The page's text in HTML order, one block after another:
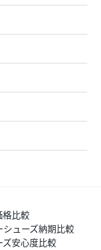
格比較
シューズ納期比較
ズ安心度比較